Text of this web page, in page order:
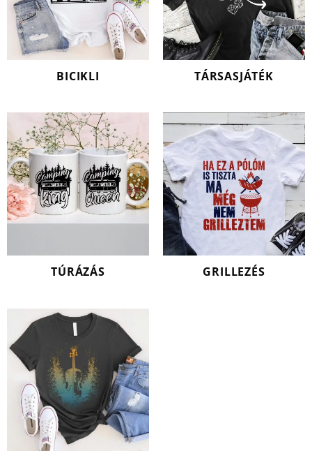
BICIKLI TÁRSASJÁTÉK
TÚRÁZÁS GRILLEZÉS